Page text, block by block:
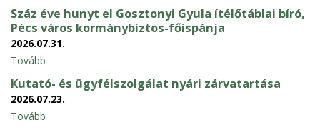
Száz éve hunyt el Gosztonyi Gyula ítélőtáblai bíró,
Pécs város kormánybiztos-főispánja
2026.07.31.
Tovább
Kutató- és ügyfélszolgálat nyári zárvatartása
2026.07.23.
Tovább